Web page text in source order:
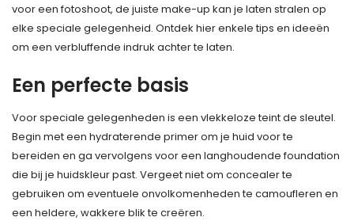
voor een fotoshoot, de juiste make-up kan je laten stralen op
elke speciale gelegenheid. Ontdek hier enkele tips en ideeën
om een verbluffende indruk achter te laten.
Een perfecte basis
Voor speciale gelegenheden is een vlekkeloze teint de sleutel.
Begin met een hydraterende primer om je huid voor te
bereiden en ga vervolgens voor een langhoudende foundation
die bij je huidskleur past. Vergeet niet om concealer te
gebruiken om eventuele onvolkomenheden te camoufleren en
een heldere, wakkere blik te creëren.